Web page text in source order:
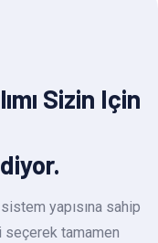
Sizin Için
yapısına sahip
seçerek tamamen